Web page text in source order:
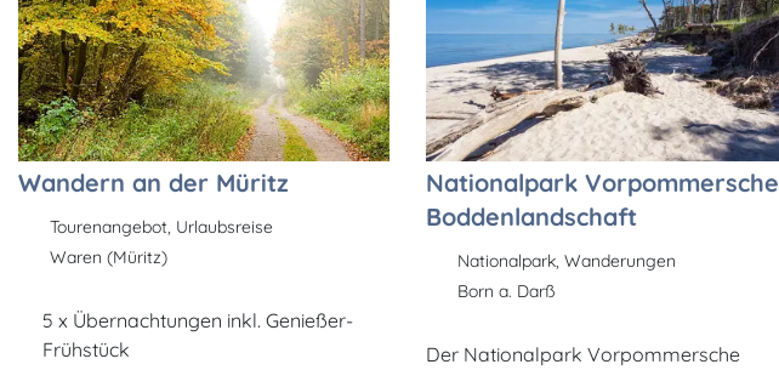
Wandern an der Müritz
Tourenangebot, Urlaubsreise
Waren (Müritz)
5 x Übernachtungen inkl. Genießer-
Frühstück
Nationalpark Vorpommersche
Boddenlandschaft
Nationalpark, Wanderungen
Born a. Darß
Der Nationalpark Vorpommersche